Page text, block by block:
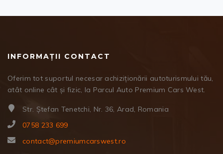
INFORMAȚII CONTACT
Oferim tot suportul necesar achiziționării autoturismului tău,
atât online cât și fizic, la Parcul Auto Premium Cars West.
Str. Ștefan Tenetchi, Nr. 36, Arad, Romania
0758 233 699
contact@premiumcarswest.ro